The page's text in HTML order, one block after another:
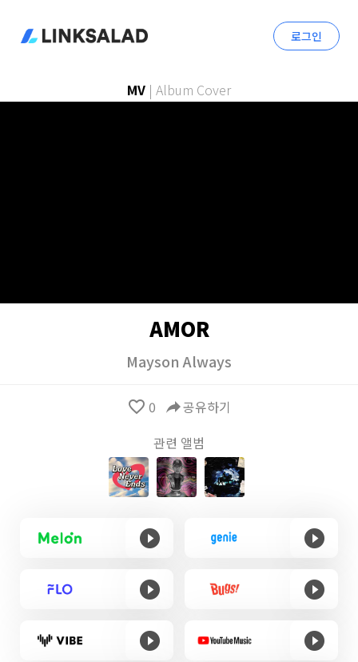
로그인
MV | Album Cover
AMOR
Mayson Always
favorite_border 0 reply공유하기
관련 앨범